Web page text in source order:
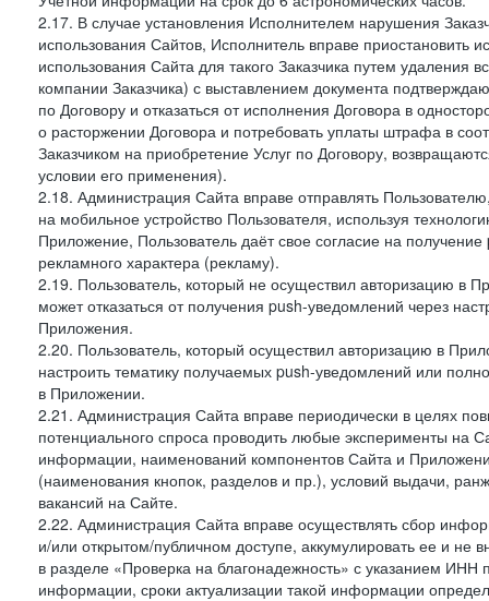
2.17. В случае установления Исполнителем нарушения
использования Сайтов, Исполнитель вправе приостановить
использования Сайта для такого Заказчика путем
компании Заказчика) с выставлением документа
по Договору и отказаться от исполнения Договора в
о расторжении Договора и потребовать уплаты штрафа в
Заказчиком на приобретение Услуг по Договору,
условии его применения).
2.18. Администрация Сайта вправе отправлять
на мобильное устройство Пользователя, используя
Приложение, Пользователь даёт свое согласие на
рекламного характера (рекламу).
2.19. Пользователь, который не осуществил авторизацию в
может отказаться от получения push-уведомлений через
Приложения.
2.20. Пользователь, который осуществил авторизацию в
настроить тематику получаемых push-уведомлений или
в Приложении.
2.21. Администрация Сайта вправе периодически в целях
потенциального спроса проводить любые эксперименты на
информации, наименований компонентов Сайта и
(наименования кнопок, разделов и пр.), условий выдачи,
вакансий на Сайте.
2.22. Администрация Сайта вправе осуществлять сбор
и/или открытом/публичном доступе, аккумулировать ее и не
в разделе «Проверка на благонадежность» с указанием
информации, сроки актуализации такой информации